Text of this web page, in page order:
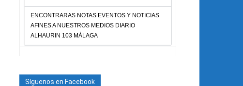
ENCONTRARAS NOTAS EVENTOS Y NOTICIAS
AFINES A NUESTROS MEDIOS DIARIO
ALHAURIN 103 MÁLAGA
Síguenos en Facebook